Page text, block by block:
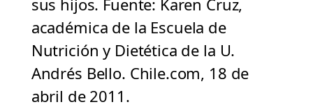
sus hijos. Fuente: Karen Cruz,
académica de la Escuela de
Nutrición y Dietética de la U.
Andrés Bello. Chile.com, 18 de
abril de 2011.